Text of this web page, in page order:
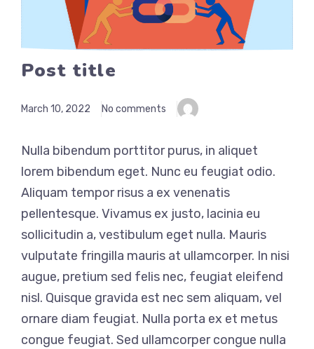
Post title
March 10, 2022 No comments
Nulla bibendum porttitor purus, in aliquet
lorem bibendum eget. Nunc eu feugiat odio.
Aliquam tempor risus a ex venenatis
pellentesque. Vivamus ex justo, lacinia eu
sollicitudin a, vestibulum eget nulla. Mauris
vulputate fringilla mauris at ullamcorper. In nisi
augue, pretium sed felis nec, feugiat eleifend
nisl. Quisque gravida est nec sem aliquam, vel
ornare diam feugiat. Nulla porta ex et metus
congue feugiat. Sed ullamcorper congue nulla